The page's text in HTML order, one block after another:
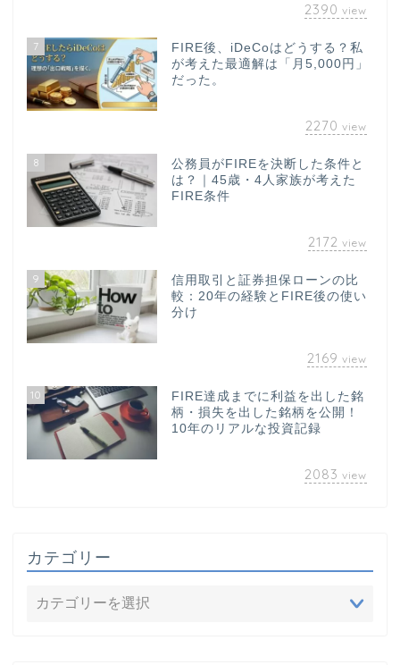
2390 view
7
FIRE後、iDeCoはどうする？私
が考えた最適解は「月5,000円」
だった。
2270 view
8
公務員がFIREを決断した条件と
は？｜45歳・4人家族が考えた
FIRE条件
2172 view
9
信用取引と証券担保ローンの比
較：20年の経験とFIRE後の使い
分け
2169 view
10
FIRE達成までに利益を出した銘
柄・損失を出した銘柄を公開！
10年のリアルな投資記録
2083 view
カテゴリー